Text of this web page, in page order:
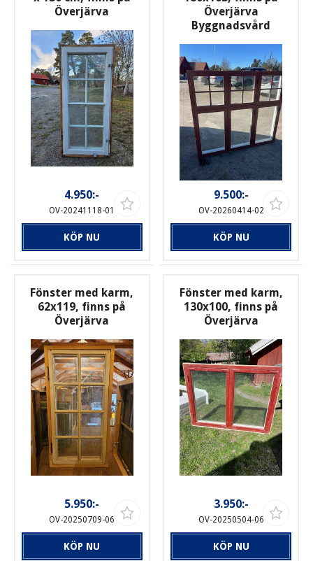
Överjärva
4.950:-
OV-20241118-01
KÖP NU
Överjärva
Byggnadsvård
9.500:-
OV-20260414-02
KÖP NU
Fönster med karm,
62x119, finns på
Överjärva
5.950:-
OV-20250709-06
KÖP NU
Fönster med karm,
130x100, finns på
Överjärva
3.950:-
OV-20250504-06
KÖP NU